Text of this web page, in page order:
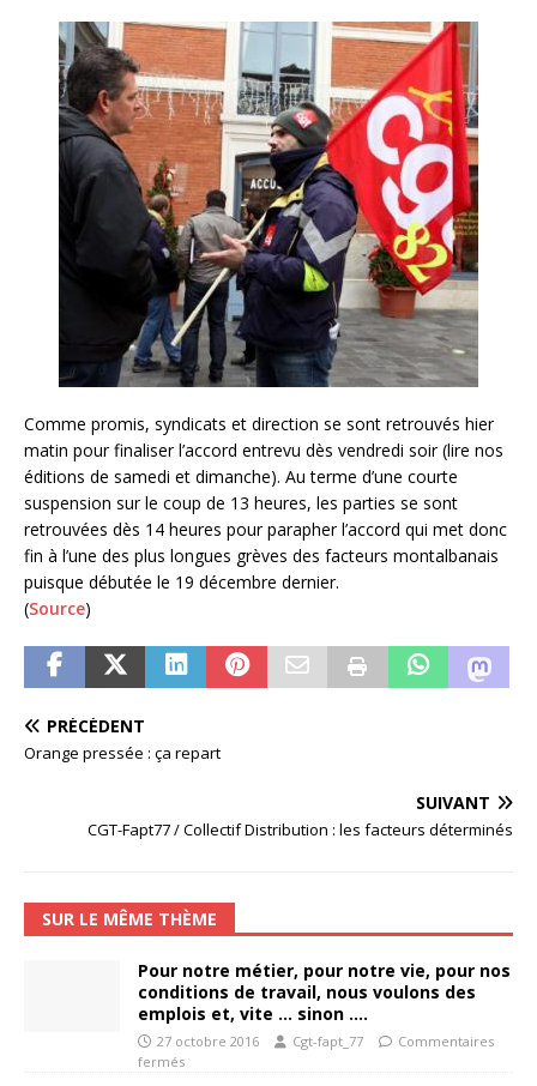
Comme promis, syndicats et direction se sont retrouvés hier
matin pour finaliser l’accord entrevu dès vendredi soir (lire nos
éditions de samedi et dimanche). Au terme d’une courte
suspension sur le coup de 13 heures, les parties se sont
retrouvées dès 14 heures pour parapher l’accord qui met donc
fin à l’une des plus longues grèves des facteurs montalbanais
puisque débutée le 19 décembre dernier.
(Source)
PRÉCÉDENT
Orange pressée : ça repart
SUIVANT
CGT-Fapt77 / Collectif Distribution : les facteurs déterminés
SUR LE MÊME THÈME
Pour notre métier, pour notre vie, pour nos
conditions de travail, nous voulons des
emplois et, vite … sinon ….
27 octobre 2016 Cgt-fapt_77
Commentaires
fermés